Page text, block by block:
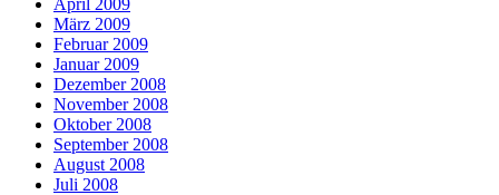
April 2009
März 2009
Februar 2009
Januar 2009
Dezember 2008
November 2008
Oktober 2008
September 2008
August 2008
Juli 2008